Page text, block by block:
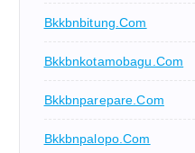
Bkkbnbitung.com
Bkkbnkotamobagu.com
Bkkbnparepare.com
Bkkbnpalopo.com